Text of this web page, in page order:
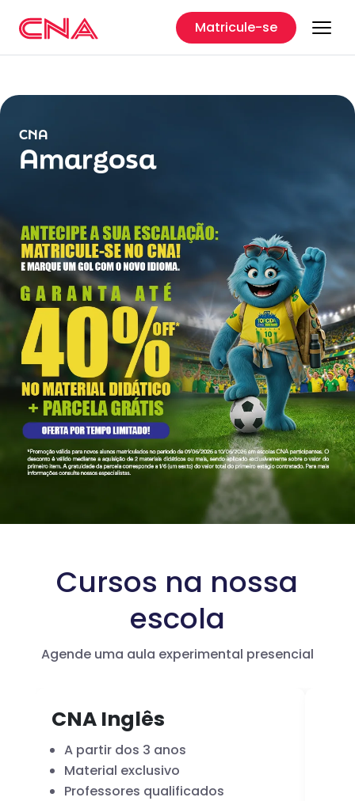
Matricule-se
CNA
Amargosa
Cursos na nossa
escola
Agende uma aula experimental presencial
CNA Inglês
A partir dos 3 anos
Material exclusivo
Professores qualificados